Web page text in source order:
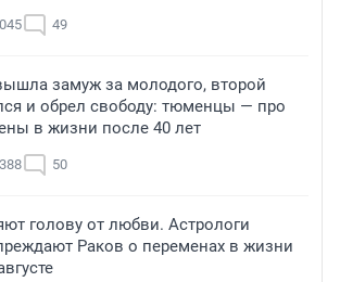
49
замуж за молодого, второй
и обрел свободу: тюменцы — про
в жизни после 40 лет
50
голову от любви. Астрологи
Раков о переменах в жизни